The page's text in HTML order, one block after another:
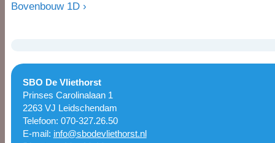
Bovenbouw 1D ›
SBO De Vliethorst
Prinses Carolinalaan 1
2263 VJ Leidschendam
Telefoon: 070-327.26.50
E-mail: info@sbodevliethorst.nl